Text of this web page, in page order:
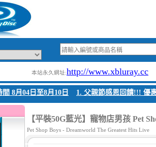
本站永久網址:http://www.xbluray.cc
月04日至8月10日 1. 父親節感恩回饋!!! 優惠時
：水
【平裝50G藍光】寵物店男孩 Pet
Pet Shop Boys - Dreamworld The Greatest Hits Live